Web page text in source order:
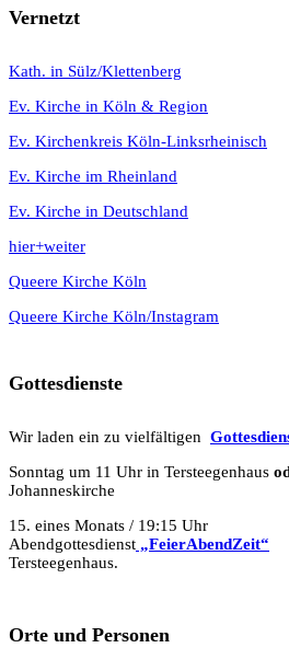
Vernetzt
Kath. in Sülz/Klettenberg
Ev. Kirche in Köln & Region
Ev. Kirchenkreis Köln-Linksrheinisch
Ev. Kirche im Rheinland
Ev. Kirche in Deutschland
hier+weiter
Queere Kirche Köln
Queere Kirche Köln/Instagram
Gottesdienste
Wir laden ein zu vielfältigen Gottesdien
Sonntag um 11 Uhr in Tersteegenhaus
Johanneskirche
15. eines Monats / 19:15 Uhr
Abendgottesdienst „FeierAbendZeit“
Tersteegenhaus.
Orte und Personen